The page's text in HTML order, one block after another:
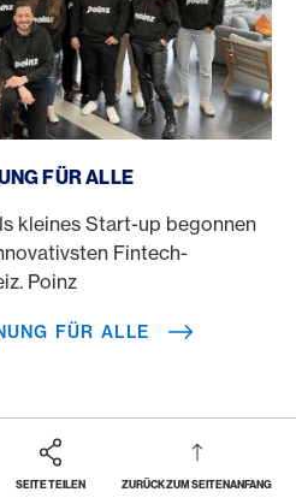
FÜR ALLE
kleines Start-up begonnen
Fintech-
Poinz
FÜR ALLE
SEITE TEILEN ZURÜCK ZUM SEITENANFANG